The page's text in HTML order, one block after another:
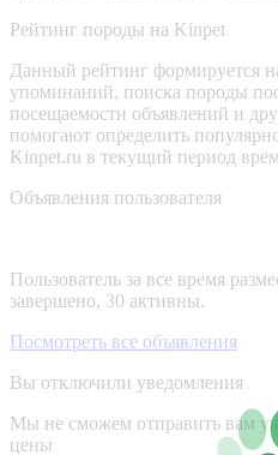
Рейтинг породы на Kinpet
Данный рейтинг формируется
упоминаний, поиска породы
посещаемости объявлений и
помогают определить
Kinpet.ru в текущий период
Объявления пользователя
Пользователь за все время
завершено, 30 активны.
Посмотреть все объявления
Вы отключили уведомления
Мы не сможем отправить вам
цены